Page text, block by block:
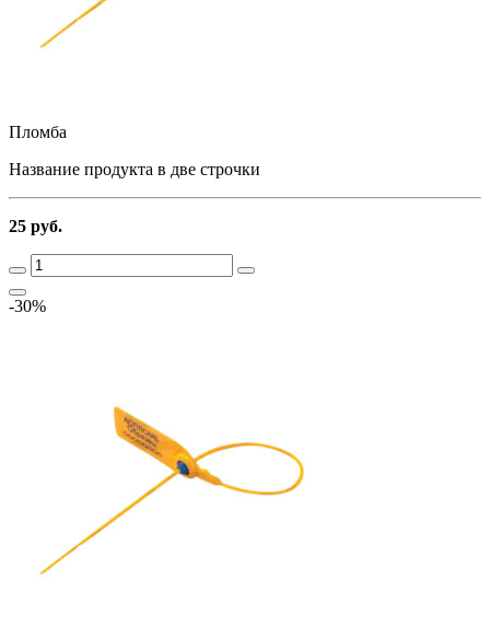
Пломба
Название продукта в две строчки
25 руб.
-30%